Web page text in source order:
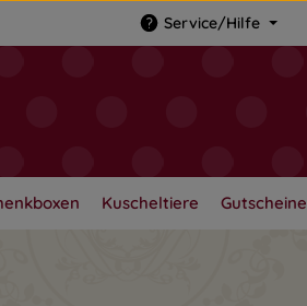
Service/Hilfe
Kuscheltiere Gutscheine